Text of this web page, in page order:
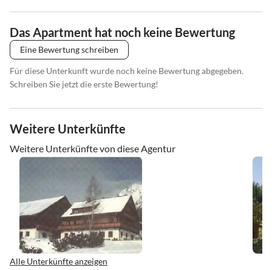
Das Apartment hat noch keine Bewertung
Eine Bewertung schreiben
Für diese Unterkunft wurde noch keine Bewertung abgegeben.
Schreiben Sie jetzt die erste Bewertung!
Weitere Unterkünfte
Weitere Unterkünfte von diese Agentur
Alle Unterkünfte anzeigen